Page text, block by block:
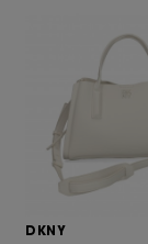
DKNY